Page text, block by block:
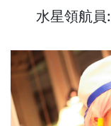
水星領航員: